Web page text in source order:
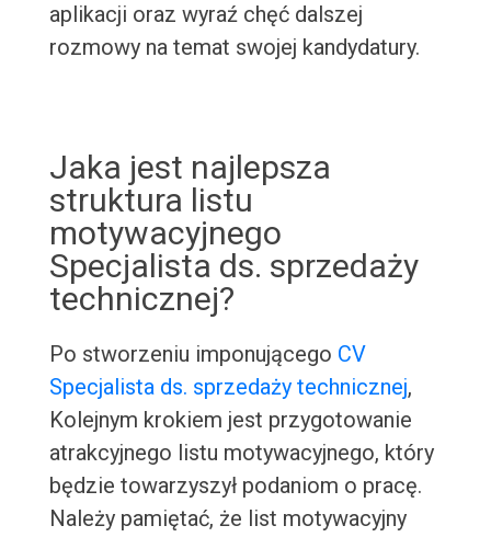
aplikacji oraz wyraź chęć dalszej
rozmowy na temat swojej kandydatury.
Jaka jest najlepsza
struktura listu
motywacyjnego
Specjalista ds. sprzedaży
technicznej?
Po stworzeniu imponującego CV
Specjalista ds. sprzedaży technicznej,
Kolejnym krokiem jest przygotowanie
atrakcyjnego listu motywacyjnego, który
będzie towarzyszył podaniom o pracę.
Należy pamiętać, że list motywacyjny